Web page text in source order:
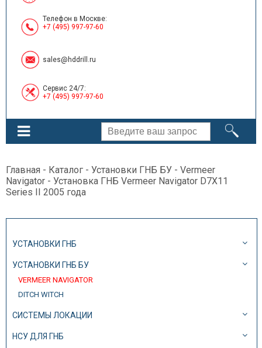
Телефон в Москве:
+7 (495) 997-97-60
sales@hddrill.ru
Сервис 24/7:
+7 (495) 997-97-60
Главная - Каталог - Установки ГНБ БУ - Vermeer
Navigator - Установка ГНБ Vermeer Navigator D7X11
Series II 2005 года
УСТАНОВКИ ГНБ
УСТАНОВКИ ГНБ БУ
VERMEER NAVIGATOR
DITCH WITCH
СИСТЕМЫ ЛОКАЦИИ
НСУ ДЛЯ ГНБ